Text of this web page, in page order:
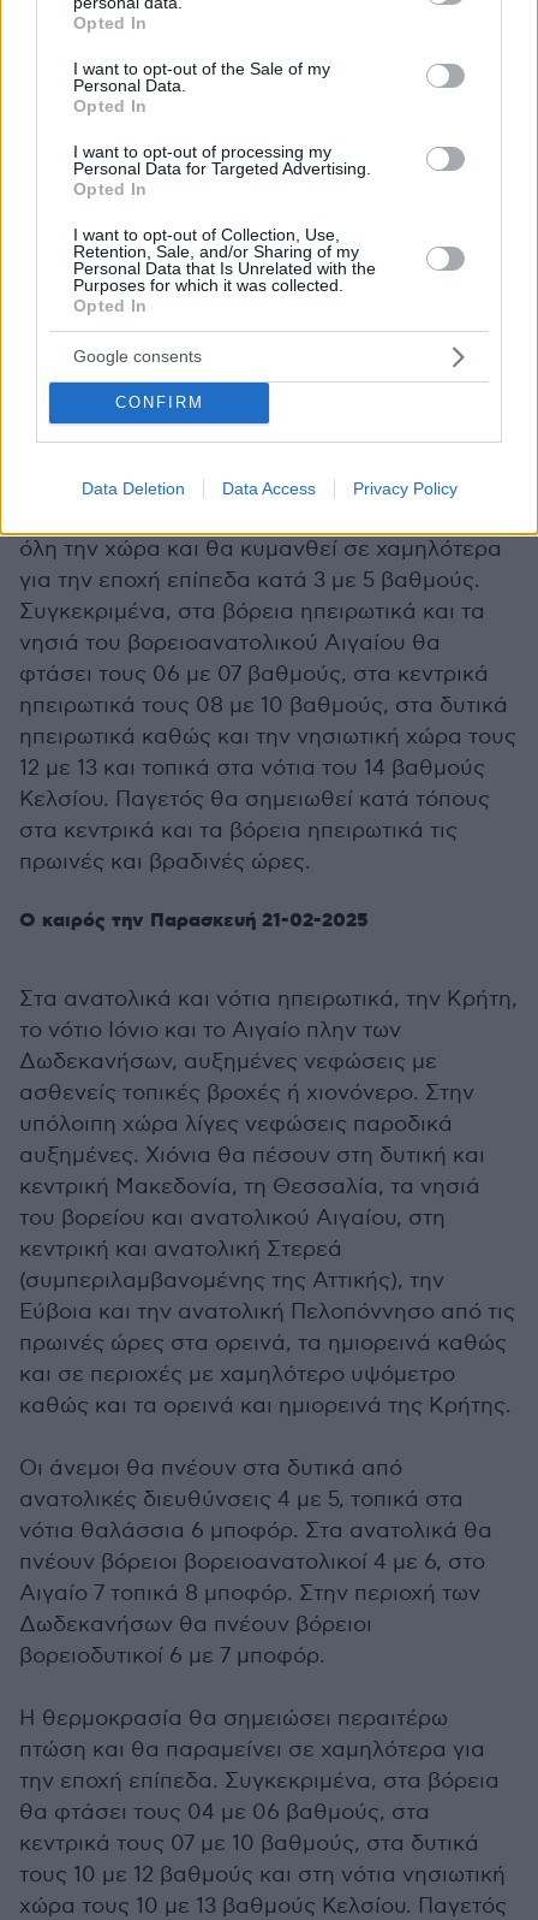
grant or deny consent to Google and its third-party tags to
use your data for below specified purposes in below Google
consent section.
Opted In
I want to opt-out of the Sale of my
Personal Data.
Opted In
I want to opt-out of processing my
Personal Data for Targeted Advertising.
Opted In
I want to opt-out of Collection, Use,
Retention, Sale, and/or Sharing of my
Personal Data that Is Unrelated with the
Purposes for which it was collected.
Opted In
Google consents
CONFIRM
Data Deletion Data Access Privacy Policy
Μακεδονία, τη Θεσσαλία, την κεντρική και
πρωινές ώρες στα ορεινά και ημιορεινά και
βαθμιαία και σε περιοχές με χαμηλότερο
υψόμετρο καθώς και από τις πρωινές ώρες στα
ορεινά της Κρήτης και βαθμιαία και σε
ημιορεινές περιοχές.
Οι άνεμοι θα πνέουν στα δυτικά από
ανατολικές διευθύνσεις 4 με 5, τοπικά στα
νότια θαλάσσια 6 μποφόρ. Στα ανατολικά θα
πνέουν βόρειοι βορειοανατολικοί 4 με 6, στο
Αιγαίο τοπικά 7 μποφόρ. Στην περιοχή των
Δωδεκανήσων θα πνέουν βόρειοι
όλη την χώρα και θα κυμανθεί σε χαμηλότερα
για την εποχή επίπεδα κατά 3 με 5 βαθμούς.
Συγκεκριμένα, στα βόρεια ηπειρωτικά και τα
νησιά του βορειοανατολικού Αιγαίου θα
φτάσει τους 06 με 07 βαθμούς, στα κεντρικά
ηπειρωτικά τους 08 με 10 βαθμούς, στα δυτικά
ηπειρωτικά καθώς και την νησιωτική χώρα τους
12 με 13 και τοπικά στα νότια του 14 βαθμούς
Κελσίου. Παγετός θα σημειωθεί κατά τόπους
στα κεντρικά και τα βόρεια ηπειρωτικά τις
πρωινές και βραδινές ώρες.
Ο καιρός την Παρασκευή 21-02-2025
Στα ανατολικά και νότια ηπειρωτικά, την Κρήτη,
το νότιο Ιόνιο και το Αιγαίο πλην των
Δωδεκανήσων, αυξημένες νεφώσεις με
ασθενείς τοπικές βροχές ή χιονόνερο. Στην
υπόλοιπη χώρα λίγες νεφώσεις παροδικά
αυξημένες. Χιόνια θα πέσουν στη δυτική και
κεντρική Μακεδονία, τη Θεσσαλία, τα νησιά
του βορείου και ανατολικού Αιγαίου, στη
κεντρική και ανατολική Στερεά
(συμπεριλαμβανομένης της Αττικής), την
Εύβοια και την ανατολική Πελοπόννησο από τις
πρωινές ώρες στα ορεινά, τα ημιορεινά καθώς
και σε περιοχές με χαμηλότερο υψόμετρο
καθώς και τα ορεινά και ημιορεινά της Κρήτης.
Οι άνεμοι θα πνέουν στα δυτικά από
ανατολικές διευθύνσεις 4 με 5, τοπικά στα
νότια θαλάσσια 6 μποφόρ. Στα ανατολικά θα
πνέουν βόρειοι βορειοανατολικοί 4 με 6, στο
Αιγαίο 7 τοπικά 8 μποφόρ. Στην περιοχή των
Δωδεκανήσων θα πνέουν βόρειοι
βορειοδυτικοί 6 με 7 μποφόρ.
Η θερμοκρασία θα σημειώσει περαιτέρω
πτώση και θα παραμείνει σε χαμηλότερα για
την εποχή επίπεδα. Συγκεκριμένα, στα βόρεια
θα φτάσει τους 04 με 06 βαθμούς, στα
κεντρικά τους 07 με 10 βαθμούς, στα δυτικά
τους 10 με 12 βαθμούς και στη νότια νησιωτική
χώρα τους 10 με 13 βαθμούς Κελσίου. Παγετός